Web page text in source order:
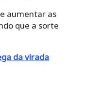
aumentar as
que a sorte
da virada